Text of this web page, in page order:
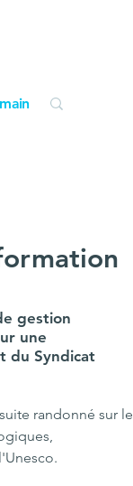
gestion
une
du Syndicat
randonné sur le